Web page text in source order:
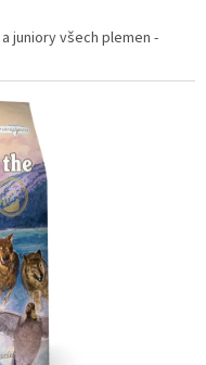
juniory všech plemen -